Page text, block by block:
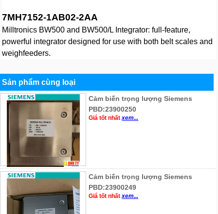
7MH7152-1AB02-2AA
Milltronics BW500 and BW500/L Integrator: full-feature,
powerful integrator designed for use with both belt scales and
weighfeeders.
Sản phẩm cùng loại
Cảm biến trọng lượng Siemens
PBD:23900250
Giá tốt nhấtxem...
Cảm biến trọng lượng Siemens
PBD:23900249
Giá tốt nhấtxem...